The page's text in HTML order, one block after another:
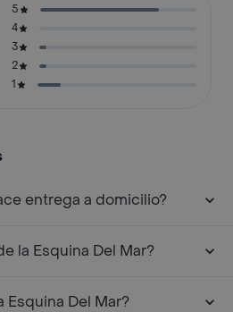
5
4
3
2
1
entrega a domicilio?
la Esquina Del Mar?
Esquina Del Mar?